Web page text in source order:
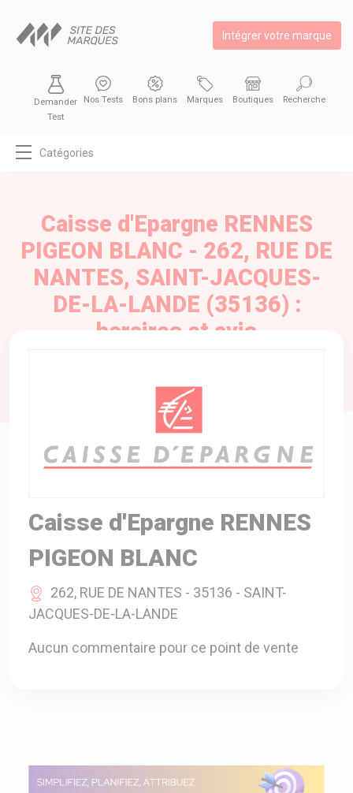
Intégrer votre marque
Demander
Test
Nos Tests Bons plans Marques Boutiques Recherche
Catégories
ANIMAUX
Caisse d'Epargne RENNES
PIGEON BLANC - 262, RUE DE
NANTES, SAINT-JACQUES-
DE-LA-LANDE (35136) :
horaires et avis
Caisse d'Epargne RENNES
PIGEON BLANC
262, RUE DE NANTES - 35136 - SAINT-
JACQUES-DE-LA-LANDE
Aucun commentaire pour ce point de vente